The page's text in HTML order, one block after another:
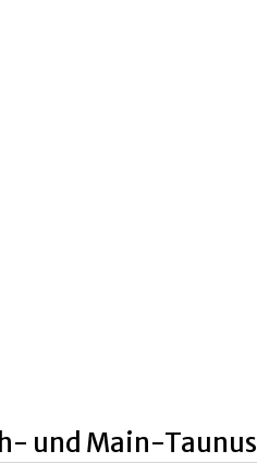
und Main-Taunus